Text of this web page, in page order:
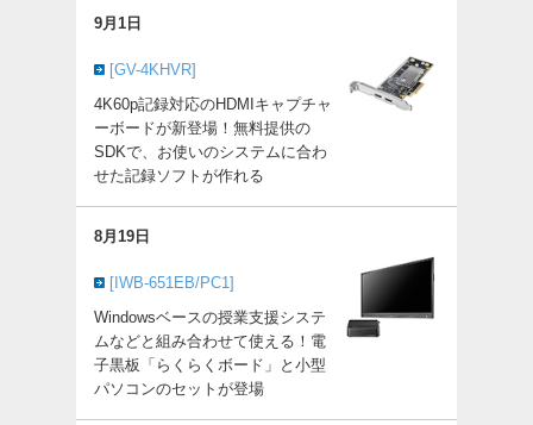
9月1日
[GV-4KHVR]
4K60p記録対応のHDMIキャプチャ
ーボードが新登場！無料提供の
SDKで、お使いのシステムに合わ
せた記録ソフトが作れる
8月19日
[IWB-651EB/PC1]
Windowsベースの授業支援システ
ムなどと組み合わせて使える！電
子黒板「らくらくボード」と小型
パソコンのセットが登場